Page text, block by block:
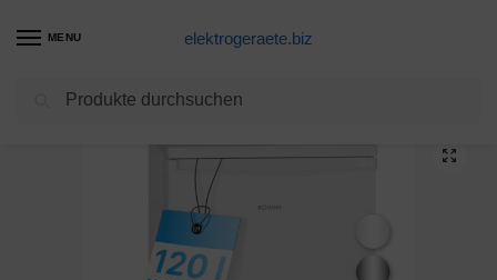
MENU elektrogeraete.biz
Kühlschrank Produkte / Bomann KS 2184 Kühlschrank/A++/84.5 cm/141 kWh/Jahr/105 L Kühlteil/14 L Gefrierteil/LED Innenraumbeleuchtung